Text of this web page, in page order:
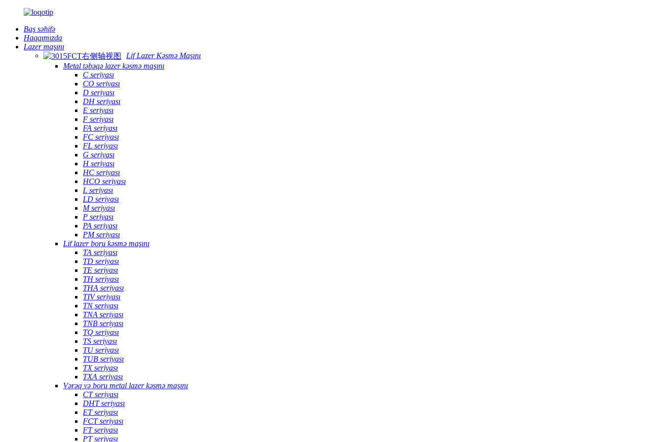
Baş səhifə
Haqqımızda
Lazer maşını
Lif Lazer Kəsmə Maşını
Metal təbəqə lazer kəsmə maşını
C seriyası
CO seriyası
D seriyası
DH seriyası
E seriyası
F seriyası
FA seriyası
FC seriyası
FL seriyası
G seriyası
H seriyası
HC seriyası
HCO seriyası
L seriyası
LD seriyası
M seriyası
P seriyası
PA seriyası
PM seriyası
Lif lazer boru kəsmə maşını
TA seriyası
TD seriyası
TE seriyası
TH seriyası
THA seriyası
TIV seriyası
TN seriyası
TNA seriyası
TNB seriyası
TQ seriyası
TS seriyası
TU seriyası
TUB seriyası
TX seriyası
TXA seriyası
Vərəq və boru metal lazer kəsmə maşını
CT seriyası
DHT seriyası
ET seriyası
FCT seriyası
FT seriyası
PT seriyası